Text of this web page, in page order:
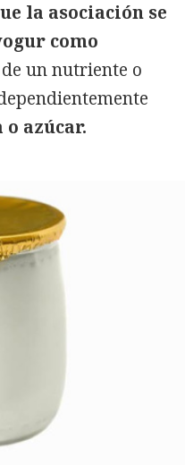
la asociación se
como
un nutriente o
azúcar.